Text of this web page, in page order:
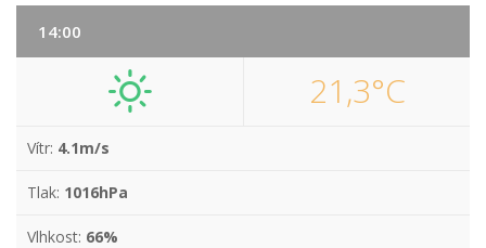
14:00
21,3°C
Vítr: 4.1m/s
Tlak: 1016hPa
Vlhkost: 66%